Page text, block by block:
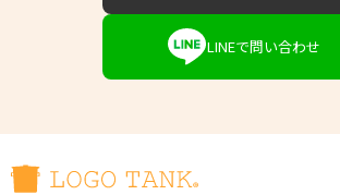
LINEで問い合わせ